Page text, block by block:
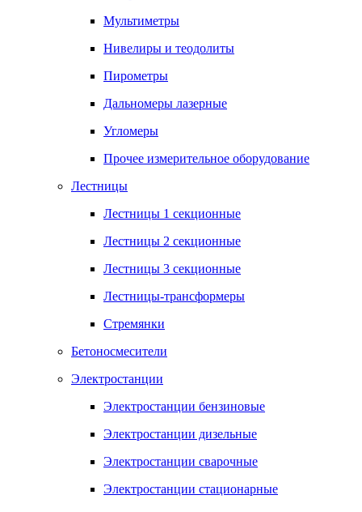
Мультиметры
Нивелиры и теодолиты
Пирометры
Дальномеры лазерные
Угломеры
Прочее измерительное оборудование
Лестницы
Лестницы 1 секционные
Лестницы 2 секционные
Лестницы 3 секционные
Лестницы-трансформеры
Стремянки
Бетоносмесители
Электростанции
Электростанции бензиновые
Электростанции дизельные
Электростанции сварочные
Электростанции стационарные